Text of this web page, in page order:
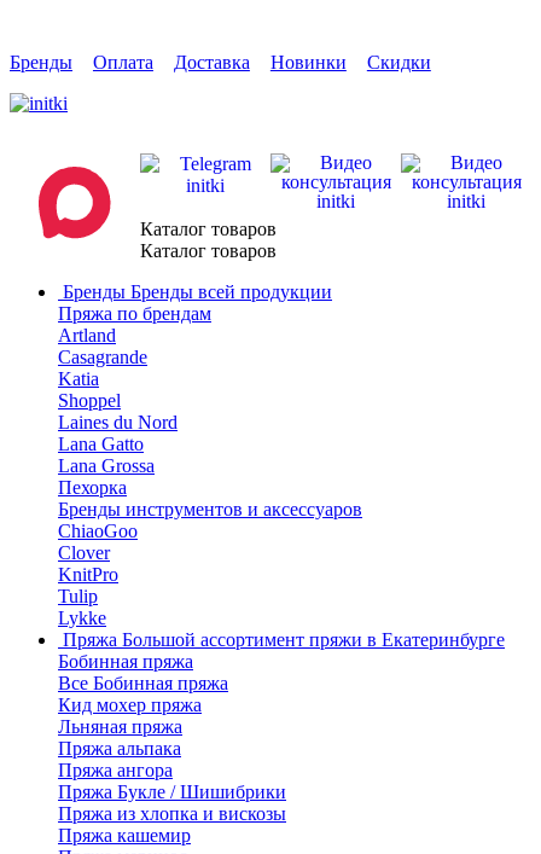
Бренды Оплата Доставка Новинки Скидки
Каталог товаров
Каталог товаров
Бренды Бренды всей продукции
Пряжа по брендам
Artland
Casagrande
Katia
Shoppel
Laines du Nord
Lana Gatto
Lana Grossa
Пехорка
Бренды инструментов и аксессуаров
ChiaoGoo
Clover
KnitPro
Tulip
Lykke
Пряжа Большой ассортимент пряжи в Екатеринбурге
Бобинная пряжа
Все Бобинная пряжа
Кид мохер пряжа
Льняная пряжа
Пряжа альпака
Пряжа ангора
Пряжа Букле / Шишибрики
Пряжа из хлопка и вискозы
Пряжа кашемир